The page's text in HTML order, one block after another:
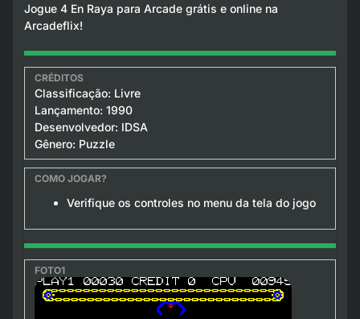
Jogue 4 En Raya para Arcade grátis e online na
Arcadeflix!
Classificação: Livre
Lançamento: 1990
Desenvolvedor: IDSA
Gênero: Puzzle
Verifique os controles no menu da tela do jogo